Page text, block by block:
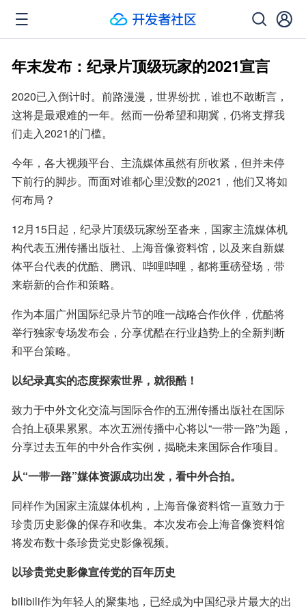
年末发布：纪录片顶级玩家的2021宣言
2020已入倒计时。前路漫漫，世界纷扰，谁也不敢断言，
这将是最艰难的一年。然而一份希望和期冀，仍将支撑我
们走入2021的门槛。
今年，各大视频平台、主流媒体虽然有所收紧，但并未停
下前行的脚步。而面对谁都心里没数的2021，他们又将如
何布局？
12月15日起，纪录片顶级玩家纷至沓来，国家主流媒体机
构代表五洲传播出版社、上海音像资料馆，以及来自新媒
体平台代表的优酷、腾讯、哔哩哔哩，都将重磅登场，带
来崭新的合作和策略。
作为本届广州国际纪录片节的唯一战略合作伙伴，优酷将
举行独家专场发布会，分享优酷在行业趋势上的全新判断
和平台策略。
以纪录真实的态度探索世界，就很酷！
致力于中外文化交流与国际合作的五洲传播出版社在国际
合拍上硕果累累。本次五洲传播中心将以“一带一路”为题，
分享过去五年的中外合作实例，揭晓未来国际合作项目。
从“一带一路”媒体资源成功出发，看中外合拍。
同样作为国家主流媒体机构，上海音像资料馆一直致力于
珍贵历史影像的保存和收集。本次发布会上海音像资料馆
将发布数十条珍贵党史影像视频。
以珍贵党史影像宣传党的百年历史
bilibili作为年轻人的聚集地，已经成为中国纪录片最大的出